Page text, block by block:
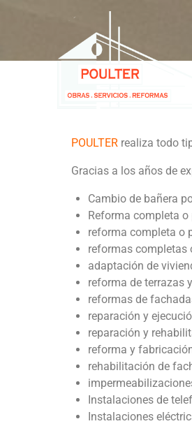
POULTER realiza todo
Gracias a los años de
Cambio de bañera
Reforma completa
reforma completa o
reformas completas
adaptación de
reforma de terrazas
reformas de
reparación y
reparación y
reforma y
rehabilitación de
Instalaciones de
Instalaciones